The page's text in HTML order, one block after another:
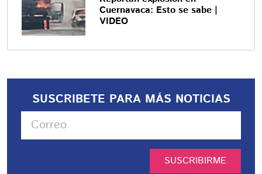
Cuernavaca: Esto se sabe |
VIDEO
SUSCRIBETE PARA MÁS NOTICIAS
SUSCRIBIRME